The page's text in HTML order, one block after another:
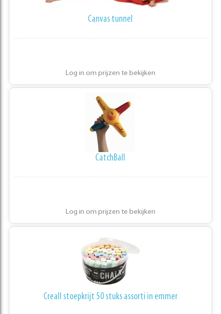
Canvas tunnel
Log in om prijzen te bekijken
CatchBall
Log in om prijzen te bekijken
Creall stoepkrijt 50 stuks assorti in emmer